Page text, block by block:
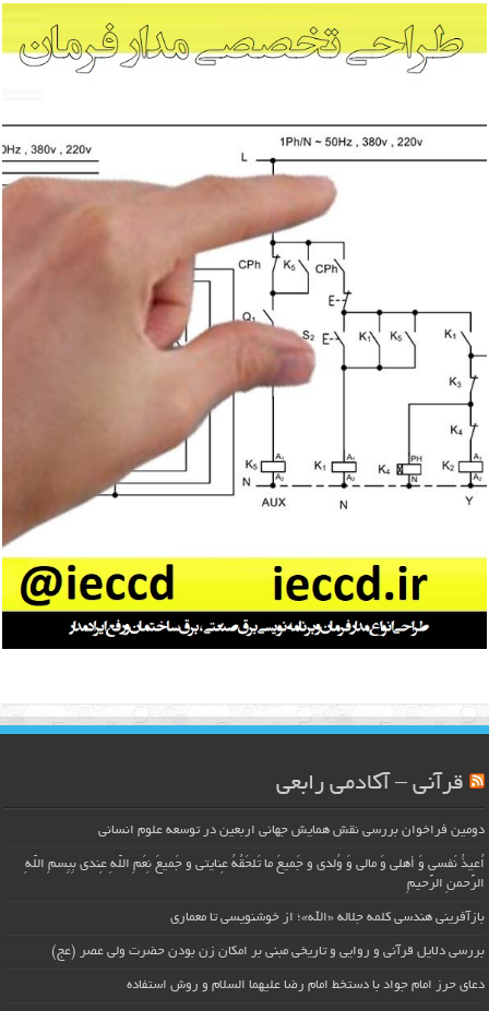
قرآنی – آکادمی رابعی
دومین فراخوان بررسی نقش همایش جهانی اربعین در توسعه علوم انسانی
اُعیذُ نَفسی وَ أهلی وَ مالی وَ وُلدی و جَمیعَ ما تَلحَقُهُ عِنایتی و جَمیعَ نِعَمِ اللّهِ عِندی بِبِسمِ اللّهِ
الرَّحمنِ الرَّحیمِ
بازآفرینی هندسی کلمه جلاله «الله»؛ از خوشنویسی تا معماری
بررسی دلایل قرآنی و روایی و تاریخی مبنی بر امکان زن بودن حضرت ولی عصر (عج)
دعای حرز امام جواد با دستخط امام رضا علیهما السلام و روش استفاده